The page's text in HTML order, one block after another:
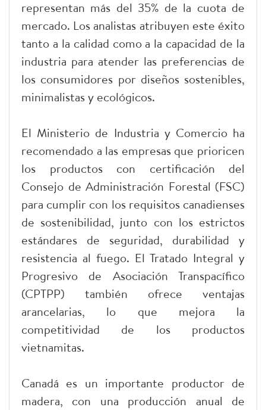
representan más del 35% de la cuota de
mercado. Los analistas atribuyen este éxito
tanto a la calidad como a la capacidad de la
industria para atender las preferencias de
los consumidores por diseños sostenibles,
minimalistas y ecológicos.
El Ministerio de Industria y Comercio ha
recomendado a las empresas que prioricen
los productos con certificación del
Consejo de Administración Forestal (FSC)
para cumplir con los requisitos canadienses
de sostenibilidad, junto con los estrictos
estándares de seguridad, durabilidad y
resistencia al fuego. El Tratado Integral y
Progresivo de Asociación Transpacífico
(CPTPP) también ofrece ventajas
arancelarias, lo que mejora la
competitividad de los productos
vietnamitas.
Canadá es un importante productor de
madera, con una producción anual de